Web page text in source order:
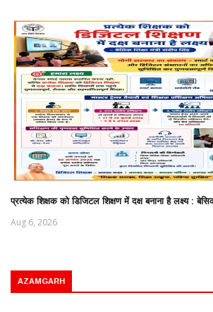
प्रत्येक शिक्षक को डिजिटल शिक्षण में दक्ष बनाना है लक्ष्य :
Aug 6, 2026
AZAMGARH